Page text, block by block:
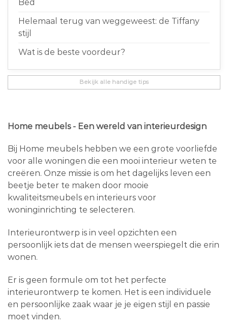
Bed
Helemaal terug van weggeweest: de Tiffany
stijl
Wat is de beste voordeur?
Bekijk alle handige tips
Home meubels - Een wereld van interieurdesign
Bij Home meubels hebben we een grote voorliefde
voor alle woningen die een mooi interieur weten te
creëren. Onze missie is om het dagelijks leven een
beetje beter te maken door mooie
kwaliteitsmeubels en interieurs voor
woninginrichting te selecteren.
Interieurontwerp is in veel opzichten een
persoonlijk iets dat de mensen weerspiegelt die erin
wonen.
Er is geen formule om tot het perfecte
interieurontwerp te komen. Het is een individuele
en persoonlijke zaak waar je je eigen stijl en passie
moet vinden.